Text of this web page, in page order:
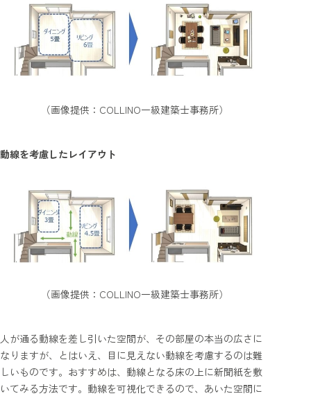
（画像提供：COLLINO一級建築士事務所）
動線を考慮したレイアウト
（画像提供：COLLINO一級建築士事務所）
人が通る動線を差し引いた空間が、その部屋の本当の広さに
なりますが、とはいえ、目に見えない動線を考慮するのは難
しいものです。おすすめは、動線となる床の上に新聞紙を敷
いてみる方法です。動線を可視化できるので、あいた空間に